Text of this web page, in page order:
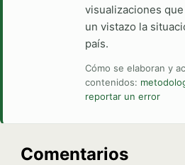
visualizaciones
un vistazo la
país.
Cómo se elaboran y
contenidos:
reportar un error
Comentarios